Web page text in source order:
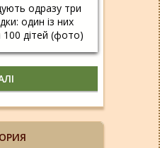
одразу три
один із них
дітей (фото)